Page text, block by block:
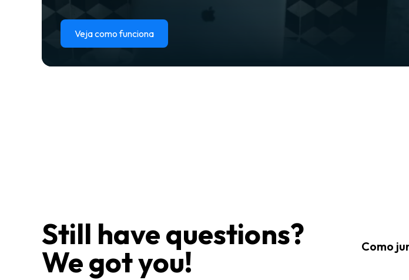
Veja como funciona
Still have questions?
We got you!
Como